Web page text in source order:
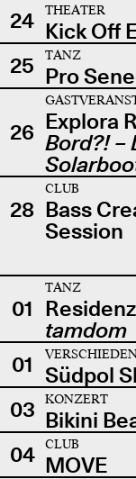
24
THEATER
Kick Off
25
TANZ
Pro
26 Explora
Bord?! –
28
CLUB
Bass
Session
01
TANZ
tamdom
01 Südpol
03
KONZERT
Bikini
04
CLUB
MOVE